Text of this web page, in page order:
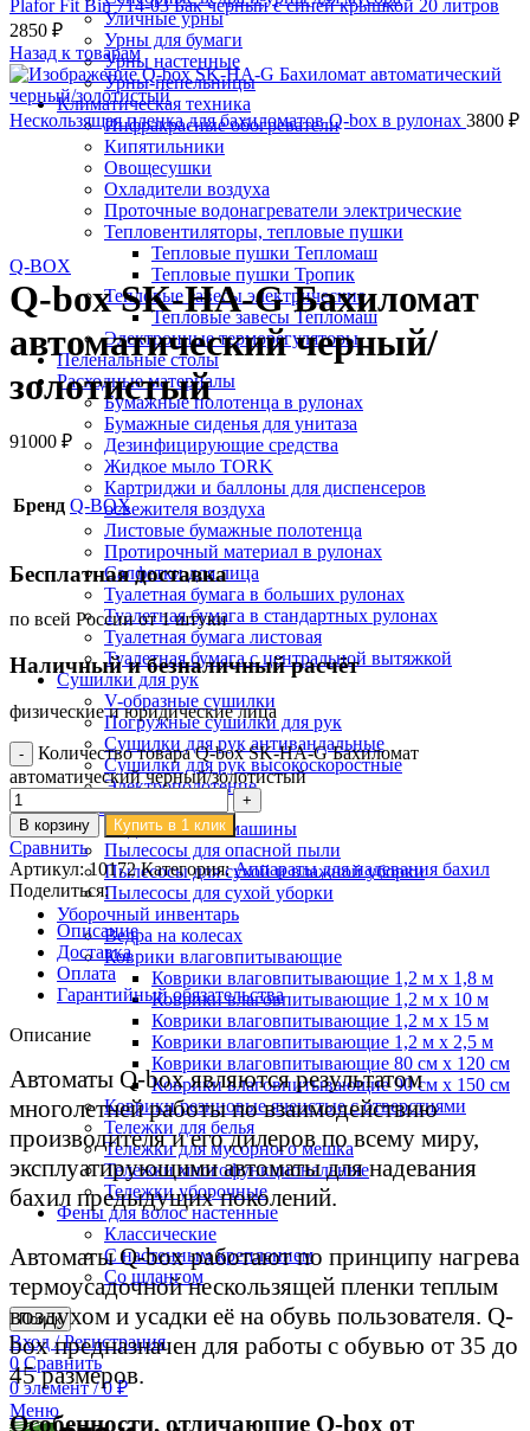
Уличные урны
Урны для бумаги
Урны настенные
Урны-пепельницы
Климатическая техника
Инфракрасные обогреватели
Кипятильники
Овощесушки
Охладители воздуха
Проточные водонагреватели электрические
Тепловентиляторы, тепловые пушки
Тепловые пушки Тепломаш
Тепловые пушки Тропик
Тепловые завесы электрические
Тепловые завесы Тепломаш
Электронные терморегуляторы
Пеленальные столы
Расходные материалы
Бумажные полотенца в рулонах
Бумажные сиденья для унитаза
Дезинфицирующие средства
Жидкое мыло TORK
Картриджи и баллоны для диспенсеров
освежителя воздуха
Листовые бумажные полотенца
Протирочный материал в рулонах
Салфетки для лица
Туалетная бумага в больших рулонах
Туалетная бумага в стандартных рулонах
Туалетная бумага листовая
Туалетная бумага с центральной вытяжкой
Сушилки для рук
V-образные сушилки
Погружные сушилки для рук
Сушилки для рук антивандальные
Сушилки для рук высокоскоростные
Электрополотенце
Уборочная техника
Подметальные машины
Пылесосы для опасной пыли
Пылесосы для сухой и влажной уборки
Пылесосы для сухой уборки
Уборочный инвентарь
Ведра на колесах
Коврики влаговпитывающие
Коврики влаговпитывающие 1,2 м х 1,8 м
Коврики влаговпитывающие 1,2 м х 10 м
Коврики влаговпитывающие 1,2 м х 15 м
Коврики влаговпитывающие 1,2 м х 2,5 м
Коврики влаговпитывающие 80 см х 120 см
Коврики влаговпитывающие 90 см х 150 см
Коврики резиновые ячеистые с отверстиями
Тележки для белья
Тележки для мусорного мешка
Тележки многофункциональные
Тележки уборочные
Фены для волос настенные
Классические
С настенным креплением
Со шлангом
Поиск
Вход / Регистрация
0 Сравнить
0элемент / 0₽
Меню
Plafor Fit Bin 714-03 Бак черный с синей крышкой 20 литров
2850 ₽
Назад к товарам
Нескользящая пленка для бахиломатов Q-box в рулонах 3800 ₽
Нажмите, чтобы увеличить
Q-BOX
Q-box SK-HA-G Бахиломат
автоматический черный/
золотистый
91000 ₽
Бренд Q-BOX
Бесплатная доставка
по всей России от 1 штуки
Наличный и безналичный расчёт
физические и юридические лица
Количество товара Q-box SK-HA-G Бахиломат
автоматический черный/золотистый
В корзину Купить в 1 клик
Сравнить
Артикул:10172Категория: Аппараты для надевания бахил
Поделиться:
Описание
Доставка
Оплата
Гарантийный обязательства
Описание
Автоматы Q-box являются результатом
многолетней работы по взаимодействию
производителя и его дилеров по всему миру,
эксплуатирующими автоматы для надевания
бахил предыдущих поколений.
Автоматы Q-box работают по принципу нагрева
термоусадочной нескользящей пленки теплым
воздухом и усадки её на обувь пользователя. Q-
box предназначен для работы с обувью от 35 до
45 размеров.
Особенности, отличающие Q-box от